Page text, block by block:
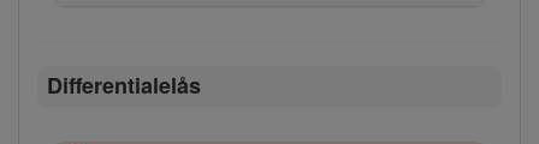
Differentialelås